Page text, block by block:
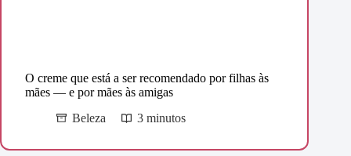
O creme que está a ser recomendado por filhas às
mães — e por mães às amigas
Beleza
3 minutos